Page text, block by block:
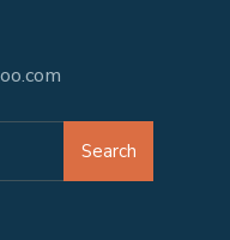
Search